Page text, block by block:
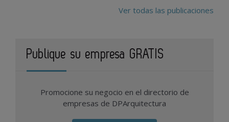
Ver todas las publicaciones
Publique su empresa GRATIS
Promocione su negocio en el directorio de
empresas de DPArquitectura